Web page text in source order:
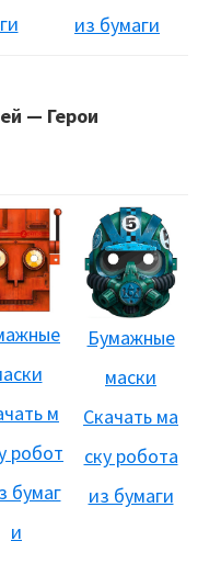
из бумаги
— Герои
м
робот
бумаг
и
Бумажные
маски
Скачать ма
ску робота
из бумаги